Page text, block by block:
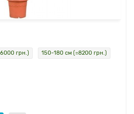
грн.) 150-180 см (=8200 грн.)